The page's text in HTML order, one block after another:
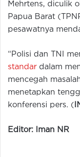
Mehrtens, diculik
Papua Barat
pesawatnya
“Polisi dan TNI
standar dalam
mencegah
menetapkan
konferensi pers. (
Editor: Iman NR